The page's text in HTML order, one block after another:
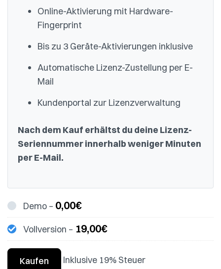
Online-Aktivierung mit Hardware-
Fingerprint
Bis zu 3 Geräte-Aktivierungen inklusive
Automatische Lizenz-Zustellung per E-
Mail
Kundenportal zur Lizenzverwaltung
Nach dem Kauf erhältst du deine Lizenz-
Seriennummer innerhalb weniger Minuten
per E-Mail.
Demo – 0,00€
Vollversion – 19,00€
Kaufen Inklusive 19% Steuer